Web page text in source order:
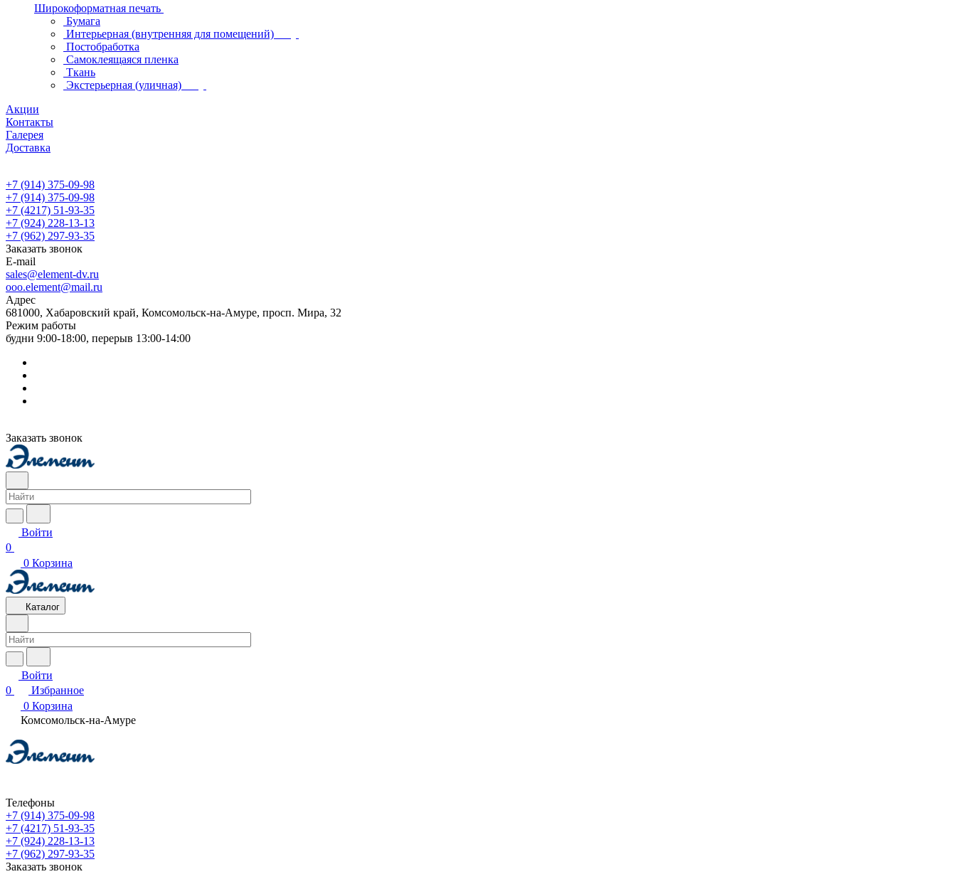
Широкоформатная печать
Бумага
Интерьерная (внутренняя для помещений)
Постобработка
Самоклеящаяся пленка
Ткань
Экстерьерная (уличная)
Акции
Контакты
Галерея
Доставка
+7 (914) 375-09-98
+7 (914) 375-09-98
+7 (4217) 51-93-35
+7 (924) 228-13-13
+7 (962) 297-93-35
Заказать звонок
E-mail
sales@element-dv.ru
ooo.element@mail.ru
Адрес
681000, Хабаровский край, Комсомольск-на-Амуре, просп. Мира, 32
Режим работы
будни 9:00-18:00, перерыв 13:00-14:00
Заказать звонок
Войти
0
0 Корзина
Каталог
Войти
0
Избранное
0 Корзина
Комсомольск-на-Амуре
Телефоны
+7 (914) 375-09-98
+7 (4217) 51-93-35
+7 (924) 228-13-13
+7 (962) 297-93-35
Заказать звонок